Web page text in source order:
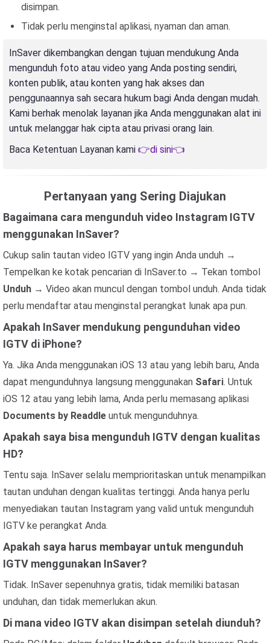
disimpan.
Tidak perlu menginstal aplikasi, nyaman dan aman.
InSaver dikembangkan dengan tujuan mendukung Anda
mengunduh foto atau video yang Anda posting sendiri,
konten publik, atau konten yang hak akses dan
penggunaannya sah secara hukum bagi Anda dengan mudah.
Kami berhak menolak layanan jika Anda menggunakan alat ini
untuk melanggar hak cipta atau privasi orang lain.
Baca Ketentuan Layanan kami 👉di sini👈
Pertanyaan yang Sering Diajukan
Bagaimana cara mengunduh video Instagram IGTV
menggunakan InSaver?
Cukup salin tautan video IGTV yang ingin Anda unduh →
Tempelkan ke kotak pencarian di InSaver.to → Tekan tombol
Unduh → Video akan muncul dengan tombol unduh. Anda tidak
perlu mendaftar atau menginstal perangkat lunak apa pun.
Apakah InSaver mendukung pengunduhan video
IGTV di iPhone?
Ya. Jika Anda menggunakan iOS 13 atau yang lebih baru, Anda
dapat mengunduhnya langsung menggunakan Safari. Untuk
iOS 12 atau yang lebih lama, Anda perlu memasang aplikasi
Documents by Readdle untuk mengunduhnya.
Apakah saya bisa mengunduh IGTV dengan kualitas
HD?
Tentu saja. InSaver selalu memprioritaskan untuk menampilkan
tautan unduhan dengan kualitas tertinggi. Anda hanya perlu
menyediakan tautan Instagram yang valid untuk mengunduh
IGTV ke perangkat Anda.
Apakah saya harus membayar untuk mengunduh
IGTV menggunakan InSaver?
Tidak. InSaver sepenuhnya gratis, tidak memiliki batasan
unduhan, dan tidak memerlukan akun.
Di mana video IGTV akan disimpan setelah diunduh?